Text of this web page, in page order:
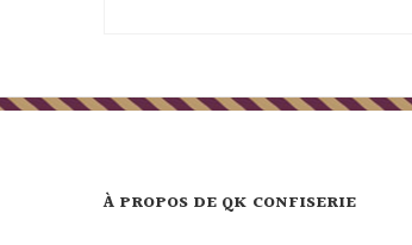
À PROPOS DE QK CONFISERIE